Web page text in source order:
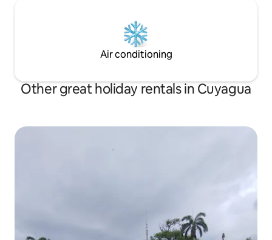
Air conditioning
Other great holiday rentals in Cuyagua